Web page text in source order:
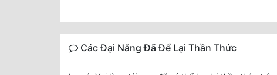
Các Đại Năng Đã Để Lại Thần Thức